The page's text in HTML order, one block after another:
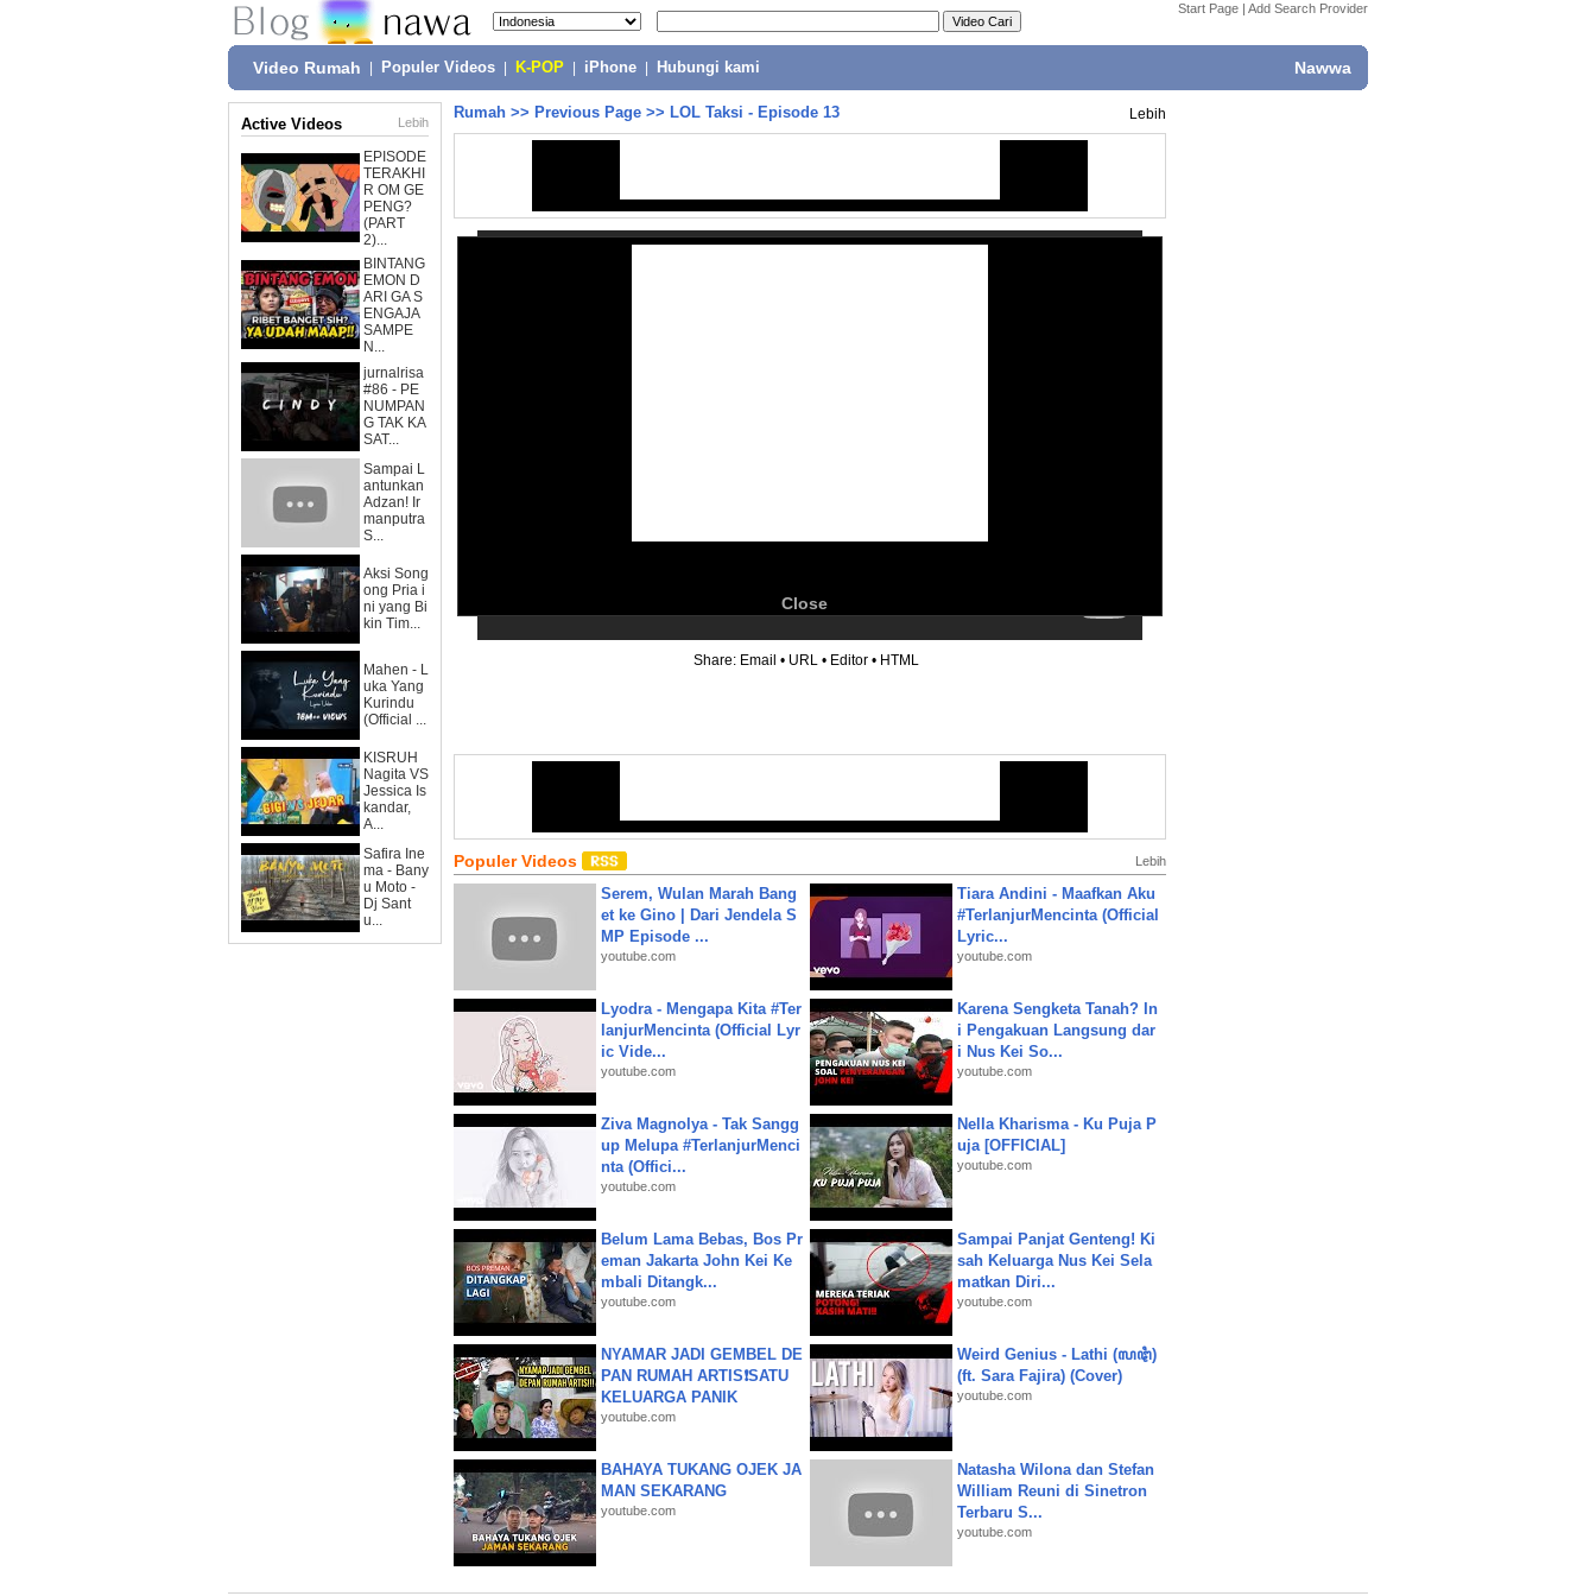
Start Page | Add Search Provider
Video Rumah Populer Videos K-POP iPhone Hubungi kami Nawwa
Active Videos Lebih
EPISODE
TERAKHI
R OM GE
PENG?
(PART
2)...
BINTANG
EMON D
ARI GA S
ENGAJA
SAMPE
N...
jurnalrisa
#86 - PE
NUMPAN
G TAK KA
SAT...
Sampai L
antunkan
Adzan! Ir
manputra
S...
Aksi Song
ong Pria i
ni yang Bi
kin Tim...
Mahen - L
uka Yang
Kurindu
(Official ...
KISRUH
Nagita VS
Jessica Is
kandar,
A...
Safira Ine
ma - Bany
u Moto -
Dj Sant
u...
Rumah >> Previous Page >> LOL Taksi - Episode 13 Lebih
Close
Share: Email • URL • Editor • HTML
Populer Videos Lebih
Serem, Wulan Marah Bang
et ke Gino | Dari Jendela S
MP Episode ...
youtube.com
Tiara Andini - Maafkan Aku
#TerlanjurMencinta (Official
Lyric...
youtube.com
Lyodra - Mengapa Kita #Ter
lanjurMencinta (Official Lyr
ic Vide...
youtube.com
Karena Sengketa Tanah? In
i Pengakuan Langsung dar
i Nus Kei So...
youtube.com
Ziva Magnolya - Tak Sangg
up Melupa #TerlanjurMenci
nta (Offici...
youtube.com
Nella Kharisma - Ku Puja P
uja [OFFICIAL]
youtube.com
Belum Lama Bebas, Bos Pr
eman Jakarta John Kei Ke
mbali Ditangk...
youtube.com
Sampai Panjat Genteng! Ki
sah Keluarga Nus Kei Sela
matkan Diri...
youtube.com
NYAMAR JADI GEMBEL DE
PAN RUMAH ARTIS❗SATU
KELUARGA PANIK
youtube.com
Weird Genius - Lathi (ꦭꦛꦶ)
(ft. Sara Fajira) (Cover)
youtube.com
BAHAYA TUKANG OJEK JA
MAN SEKARANG
youtube.com
Natasha Wilona dan Stefan
William Reuni di Sinetron
Terbaru S...
youtube.com